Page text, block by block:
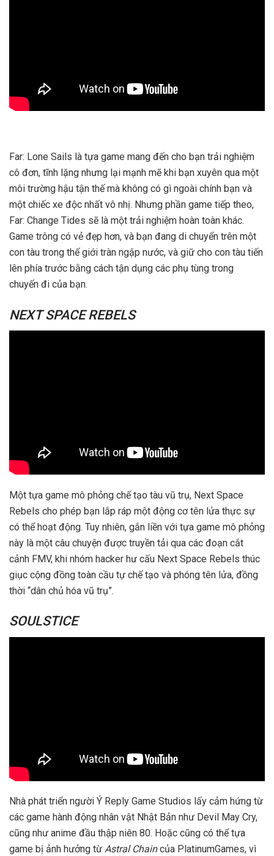
Far: Lone Sails là tựa game mang đến cho bạn trải nghiệm
cô đơn, tĩnh lặng nhưng lại mạnh mẽ khi bạn xuyên qua một
môi trường hậu tận thế mà không có gì ngoài chính bạn và
một chiếc xe độc ​​nhất vô nhị. Nhưng phần game tiếp theo,
Far: Change Tides sẽ là một trải nghiệm hoàn toàn khác.
Game trông có vẻ đẹp hơn, và bạn đang di chuyển trên một
con tàu trong thế giới tràn ngập nước, và giữ cho con tàu tiến
lên phía trước bằng cách tận dụng các phụ tùng trong
chuyến đi của bạn.
NEXT SPACE REBELS
Một tựa game mô phỏng chế tạo tàu vũ trụ, Next Space
Rebels cho phép bạn lắp ráp một động cơ tên lửa thực sự
có thể hoạt động. Tuy nhiên, gắn liền với tựa game mô phỏng
này là một câu chuyện được truyền tải qua các đoạn cắt
cảnh FMV, khi nhóm hacker hư cấu Next Space Rebels thúc
giục cộng đồng toàn cầu tự chế tạo và phóng tên lửa, đồng
thời “dân chủ hóa vũ trụ”.
SOULSTICE
Nhà phát triển người Ý Reply Game Studios lấy cảm hứng từ
các game hành động nhân vật Nhật Bản như Devil May Cry,
cũng như anime đầu thập niên 80. Hoặc cũng có thể tựa
game bị ảnh hưởng từ Astral Chaincủa PlatinumGames, vì